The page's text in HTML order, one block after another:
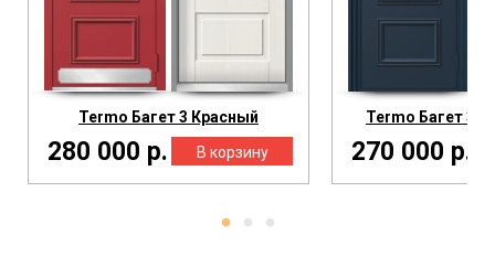
Termo Багет 3 Красный
280 000 р.
Termo Багет 3
270 000 р.